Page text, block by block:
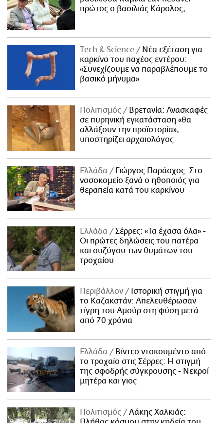
πρώτος ο βασιλιάς Κάρολος;
Τech & Science
Νέα εξέταση για
καρκίνο του παχέος εντέρου:
«Συνεχίζουμε να παραβλέπουμε το
βασικό μήνυμα»
Πολιτισμός
Βρετανία: Ανασκαφές
σε πυρηνική εγκατάσταση «θα
αλλάξουν την προϊστορία»,
υποστηρίζει αρχαιολόγος
Ελλάδα
Γιώργος Παράσχος: Στο
νοσοκομείο ξανά ο ηθοποιός για
θεραπεία κατά του καρκίνου
Ελλάδα
Σέρρες: «Τα έχασα όλα» -
Οι πρώτες δηλώσεις του πατέρα
και συζύγου των θυμάτων του
τροχαίου
Περιβάλλον
Ιστορική στιγμή για
το Καζακστάν: Απελευθέρωσαν
τίγρη του Αμούρ στη φύση μετά
από 70 χρόνια
Ελλάδα
Βίντεο ντοκουμέντο από
το τροχαίο στις Σέρρες: Η στιγμή
της σφοδρής σύγκρουσης - Νεκροί
μητέρα και γιος
Πολιτισμός
Λάκης Χαλκιάς: